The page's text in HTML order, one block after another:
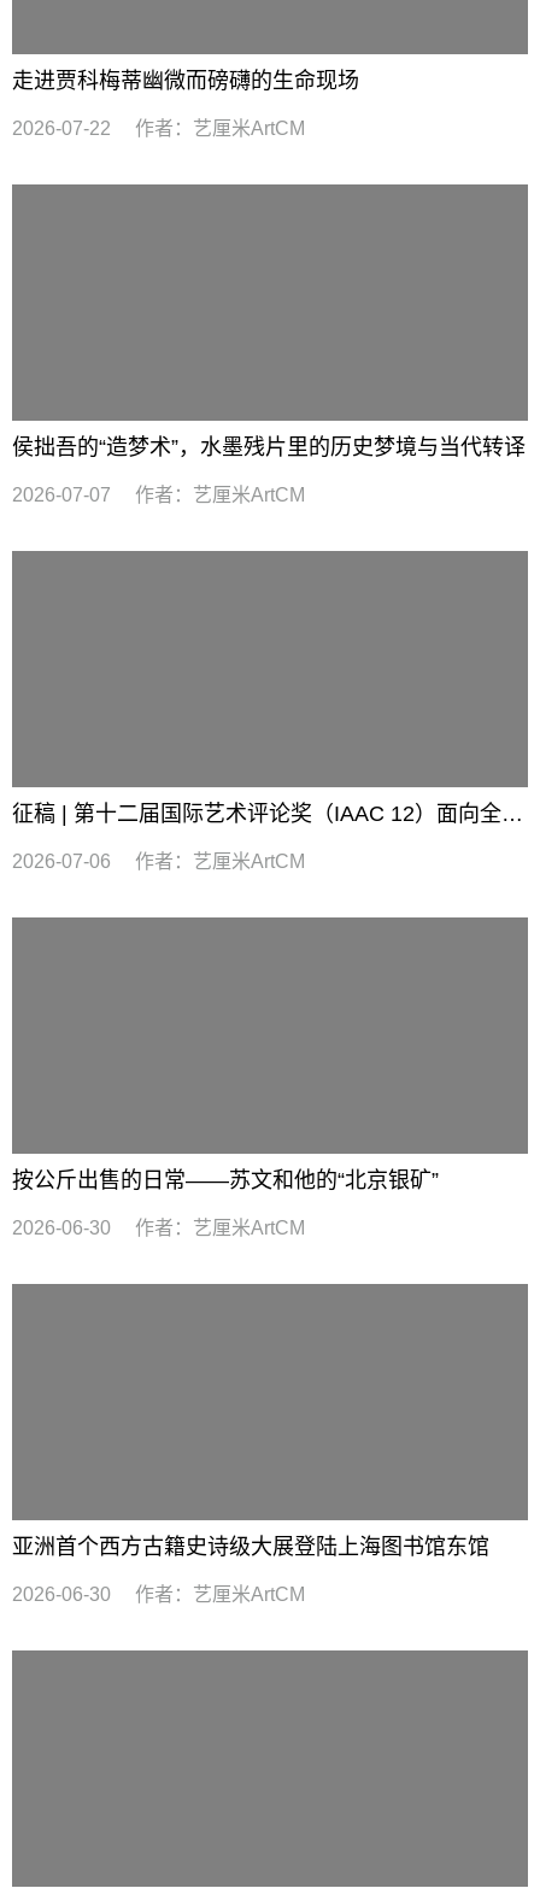
走进贾科梅蒂幽微而磅礴的生命现场
2026-07-22 作者： 艺厘米ArtCM
侯拙吾的“造梦术”，水墨残片里的历史梦境与当代转译
2026-07-07 作者： 艺厘米ArtCM
征稿 | 第十二届国际艺术评论奖（IAAC 12）面向全球征稿
2026-07-06 作者： 艺厘米ArtCM
按公斤出售的日常——苏文和他的“北京银矿”
2026-06-30 作者： 艺厘米ArtCM
亚洲首个西方古籍史诗级大展登陆上海图书馆东馆
2026-06-30 作者： 艺厘米ArtCM